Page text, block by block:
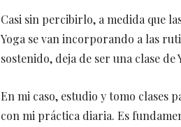
Casi sin percibirlo, a medida que
Yoga se van incorporando a las
sostenido, deja de ser una clase
En mi caso, estudio y tomo clases
con mi práctica diaria. Es